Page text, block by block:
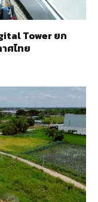
Tower ยก
ศไทย